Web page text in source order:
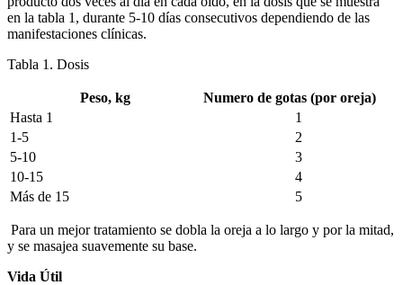
en la tabla 1, durante 5-10 días consecutivos dependiendo de las
manifestaciones clínicas.
Tabla 1. Dosis
Peso, kg
Numero de gotas (por oreja)
Hasta 1
1
1-5
2
5-10
3
10-15
4
Más de 15
5
Para un mejor tratamiento se dobla la oreja a lo largo y por la mitad,
y se masajea suavemente su base.
Vida Útil